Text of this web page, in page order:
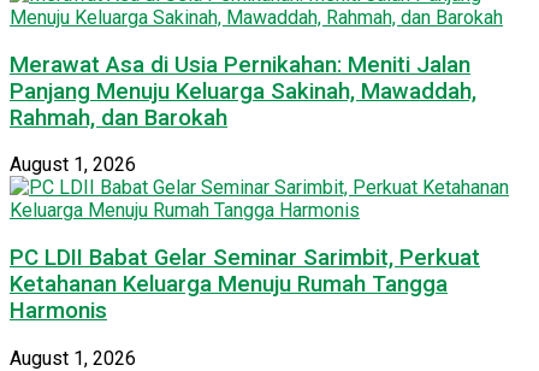
Merawat Asa di Usia Pernikahan: Meniti Jalan
Panjang Menuju Keluarga Sakinah, Mawaddah,
Rahmah, dan Barokah
August 1, 2026
PC LDII Babat Gelar Seminar Sarimbit, Perkuat
Ketahanan Keluarga Menuju Rumah Tangga
Harmonis
August 1, 2026